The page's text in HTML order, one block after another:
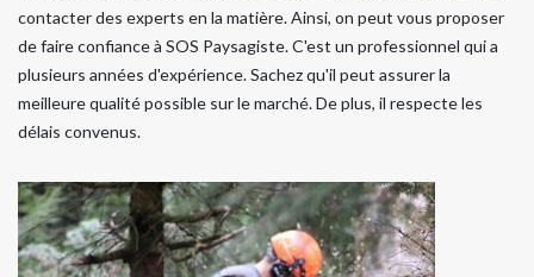
contacter des experts en la matière. Ainsi, on peut vous proposer
de faire confiance à SOS Paysagiste. C'est un professionnel qui a
plusieurs années d'expérience. Sachez qu'il peut assurer la
meilleure qualité possible sur le marché. De plus, il respecte les
délais convenus.